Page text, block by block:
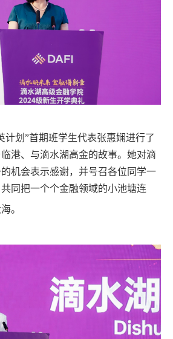
计划”首期班学生代表张惠娴进行了
港、与滴水湖高金的故事。她对滴
机会表示感谢，并号召各位同学一
同把一个个金融领域的小池塘连
。